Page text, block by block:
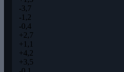
-3,7
-1,2
-0,4
+2,7
+1,1
+4,2
+3,5